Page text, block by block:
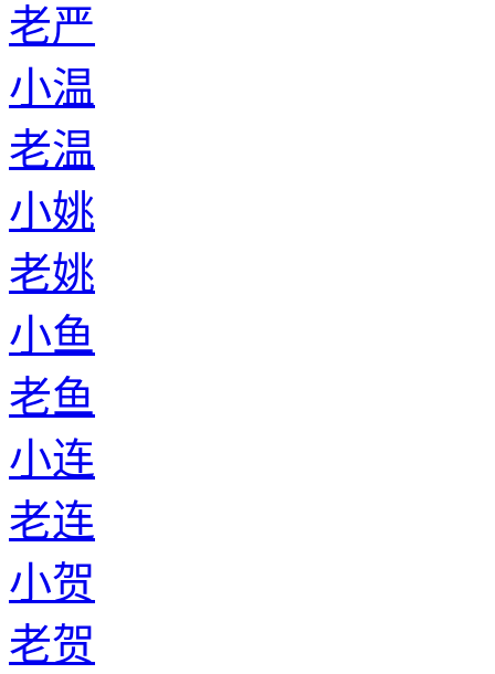
老严
小温
老温
小姚
老姚
小鱼
老鱼
小连
老连
小贺
老贺